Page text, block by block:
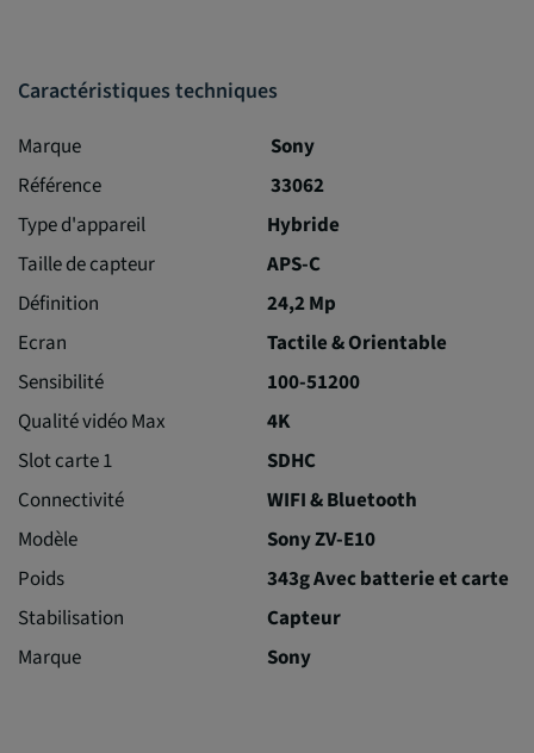
Caractéristiques techniques
Marque
Sony
Référence
33062
Type d'appareil
Hybride
Taille de capteur
APS-C
Définition
24,2 Mp
Ecran
Tactile & Orientable
Sensibilité
100-51200
Qualité vidéo Max
4K
Slot carte 1
SDHC
Connectivité
WIFI & Bluetooth
Modèle
Sony ZV-E10
Poids
343g Avec batterie et carte
Stabilisation
Capteur
Marque
Sony